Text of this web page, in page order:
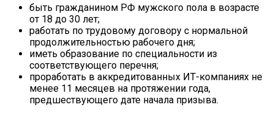
быть гражданином РФ мужского пола в возрасте
от 18 до 30 лет;
работать по трудовому договору с нормальной
продолжительностью рабочего дня;
иметь образование по специальности из
соответствующего перечня;
проработать в аккредитованных ИТ-компаниях не
менее 11 месяцев на протяжении года,
предшествующего дате начала призыва.